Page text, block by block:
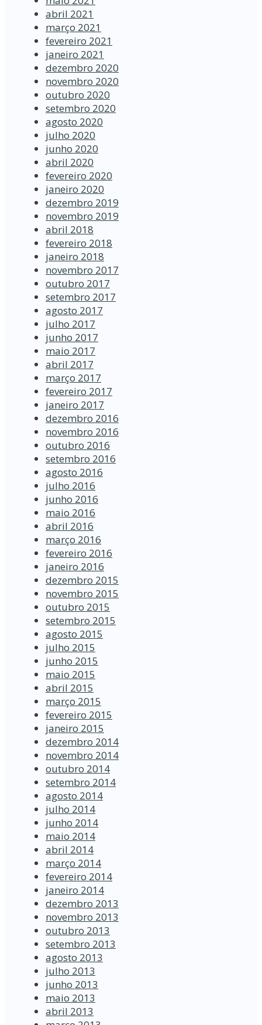
abril 2021
março 2021
fevereiro 2021
janeiro 2021
dezembro 2020
novembro 2020
outubro 2020
setembro 2020
agosto 2020
julho 2020
junho 2020
abril 2020
fevereiro 2020
janeiro 2020
dezembro 2019
novembro 2019
abril 2018
fevereiro 2018
janeiro 2018
novembro 2017
outubro 2017
setembro 2017
agosto 2017
julho 2017
junho 2017
maio 2017
abril 2017
março 2017
fevereiro 2017
janeiro 2017
dezembro 2016
novembro 2016
outubro 2016
setembro 2016
agosto 2016
julho 2016
junho 2016
maio 2016
abril 2016
março 2016
fevereiro 2016
janeiro 2016
dezembro 2015
novembro 2015
outubro 2015
setembro 2015
agosto 2015
julho 2015
junho 2015
maio 2015
abril 2015
março 2015
fevereiro 2015
janeiro 2015
dezembro 2014
novembro 2014
outubro 2014
setembro 2014
agosto 2014
julho 2014
junho 2014
maio 2014
abril 2014
março 2014
fevereiro 2014
janeiro 2014
dezembro 2013
novembro 2013
outubro 2013
setembro 2013
agosto 2013
julho 2013
junho 2013
maio 2013
abril 2013